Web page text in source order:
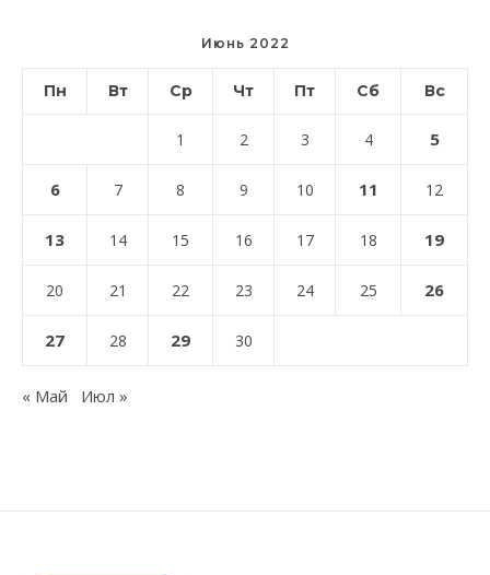
Июнь 2022
Пн Вт Ср Чт Пт Сб Вс
1 2 3 4 5
6 7 8 9 10 11 12
13 14 15 16 17 18 19
20 21 22 23 24 25 26
27 28 29 30
« Май Июл »